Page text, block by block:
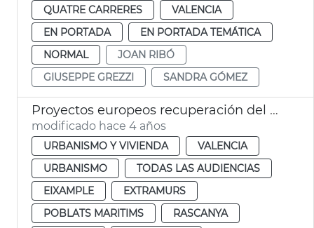
QUATRE CARRERES
VALENCIA
EN PORTADA
EN PORTADA TEMÁTICA
NORMAL
JOAN RIBÓ
GIUSEPPE GREZZI
SANDRA GÓMEZ
Proyectos europeos recuperación del espacio público
modificado hace 4 años
URBANISMO Y VIVIENDA
VALENCIA
URBANISMO
TODAS LAS AUDIENCIAS
EIXAMPLE
EXTRAMURS
POBLATS MARITIMS
RASCANYA